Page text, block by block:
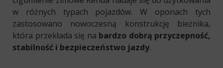
w różnych typach pojazdów. W oponach tych
zastosowano nowoczesną konstrukcję bieżnika,
która przekłada się na bardzo dobrą przyczepność,
stabilność i bezpieczeństwo jazdy.